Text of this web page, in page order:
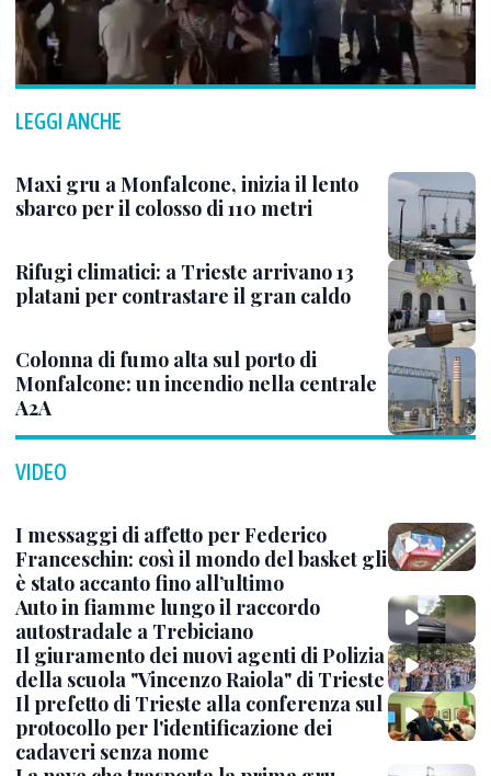
LEGGI ANCHE
Maxi gru a Monfalcone, inizia il lento
sbarco per il colosso di 110 metri
Rifugi climatici: a Trieste arrivano 13
platani per contrastare il gran caldo
Colonna di fumo alta sul porto di
Monfalcone: un incendio nella centrale
A2A
VIDEO
I messaggi di affetto per Federico
Franceschin: così il mondo del basket gli
è stato accanto fino all’ultimo
Auto in fiamme lungo il raccordo
autostradale a Trebiciano
Il giuramento dei nuovi agenti di Polizia
della scuola "Vincenzo Raiola" di Trieste
Il prefetto di Trieste alla conferenza sul
protocollo per l'identificazione dei
cadaveri senza nome